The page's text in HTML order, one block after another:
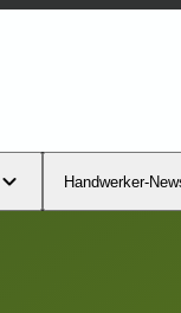
Handwerker-